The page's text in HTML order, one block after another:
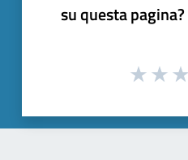
su questa pagina?